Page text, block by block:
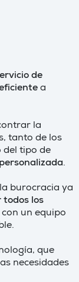
de
a
la
tanto de los
del tipo de
.
burocracia ya
todos los
un equipo
que
necesidades